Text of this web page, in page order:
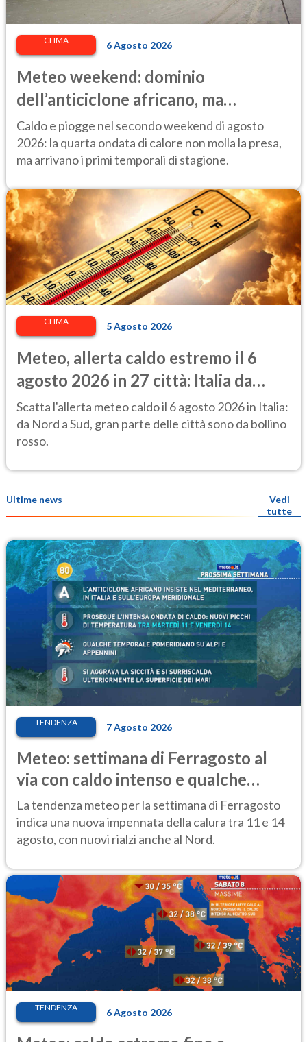
CLIMA 6 Agosto 2026
Meteo weekend: dominio
dell’anticiclone africano, ma
attenzione ai temporali intensi. Le
previsioni
Caldo e piogge nel secondo weekend di agosto
2026: la quarta ondata di calore non molla la presa,
ma arrivano i primi temporali di stagione.
CLIMA 5 Agosto 2026
Meteo, allerta caldo estremo il 6
agosto 2026 in 27 città: Italia da
bollino rosso
Scatta l'allerta meteo caldo il 6 agosto 2026 in Italia:
da Nord a Sud, gran parte delle città sono da bollino
rosso.
Ultime news
Vedi
tutte
TENDENZA 7 Agosto 2026
Meteo: settimana di Ferragosto al
via con caldo intenso e qualche
temporale
La tendenza meteo per la settimana di Ferragosto
indica una nuova impennata della calura tra 11 e 14
agosto, con nuovi rialzi anche al Nord.
TENDENZA 6 Agosto 2026